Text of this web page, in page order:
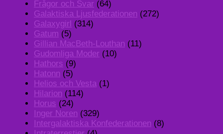
Frågor och Svar (64)
Galaktiska Ljusfederationen (272)
Galaxygirl (314)
Gatum (5)
Gillian MacBeth-Louthan (11)
Gudomliga Moder (10)
Hathors (9)
Hatonn (5)
Helios och Vesta (1)
Hilarion (114)
Horus (24)
Inger Noren (329)
Intergalaktiska Konfederationen (8)